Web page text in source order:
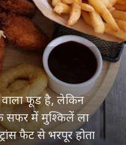
फूड है, लेकिन
में मुश्किलें ला
फैट से भरपूर होता